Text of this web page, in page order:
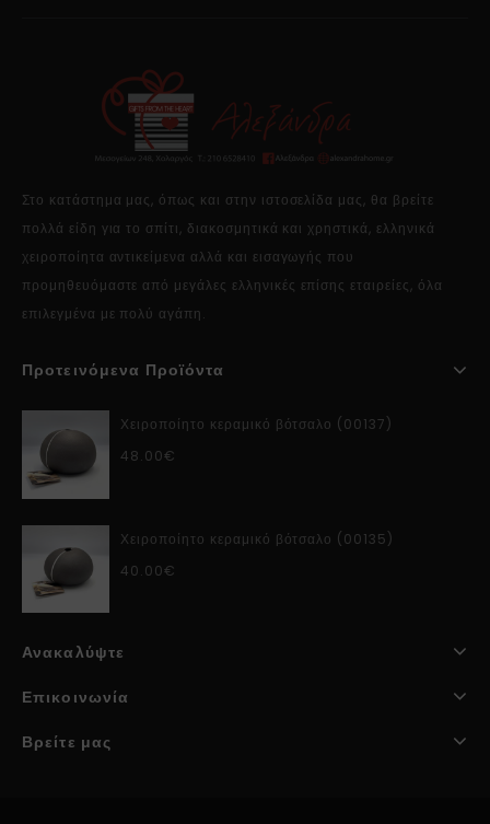
Στο κατάστημα μας, όπως και στην ιστοσελίδα μας, θα βρείτε
πολλά είδη για το σπίτι, διακοσμητικά και χρηστικά, ελληνικά
χειροποίητα αντικείμενα αλλά και εισαγωγής που
προμηθευόμαστε από μεγάλες ελληνικές επίσης εταιρείες, όλα
επιλεγμένα με πολύ αγάπη.
Προτεινόμενα Προϊόντα
Χειροποίητο κεραμικό βότσαλο (00137)
48.00€
Χειροποίητο κεραμικό βότσαλο (00135)
40.00€
Ανακαλύψτε
Επικοινωνία
Βρείτε μας